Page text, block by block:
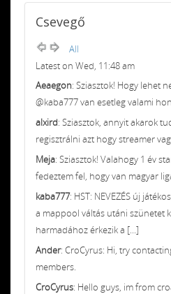
Csevegő
All
Latest on Wed, 11:48 am
Aeaegon: Sziasztok! Hogy lehet
@kaba777 van esetleg valami
alxird: Sziasztok, annyit akarok
regisztrálni azt hogy streamer
Meja: Sziasztok! Valahogy 1 év
fedeztem fel, hogy van magyar
kaba777: HST: NEVEZÉS új
a mappool váltás utáni szünetet
harmadához érkezik a [...]
Ander: CroCyrus: Hi, try
members.
CroCyrus: Hello guys, im from